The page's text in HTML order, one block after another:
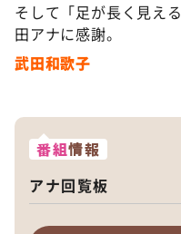
そして「足が長く見え
田アナに感謝。
武田和歌子
番組情報
アナ回覧板